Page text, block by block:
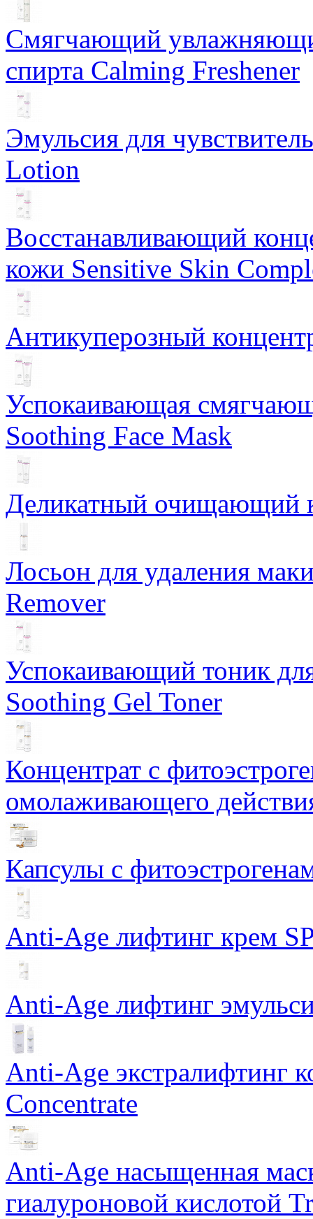
Смягчающий
спирта Calming Freshener
Эмульсия для
Lotion
Восстанавливающий
кожи Sensitive Skin
Антикуперозный
Успокаивающая
Soothing Face Mask
Деликатный очищающий
Лосьон для удаления
Remover
Успокаивающий тоник
Soothing Gel Toner
Концентрат с
омолаживающего
Капсулы с
Anti-Age лифтинг крем
Anti-Age лифтинг
Anti-Age экстралифтинг
Concentrate
Anti-Age насыщенная
гиалуроновой кислотой